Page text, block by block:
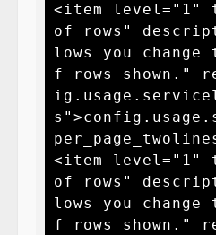
<item level="1"
of rows"
lows you change
f rows shown."
<item level="1"
of rows"
lows you change
f rows shown."